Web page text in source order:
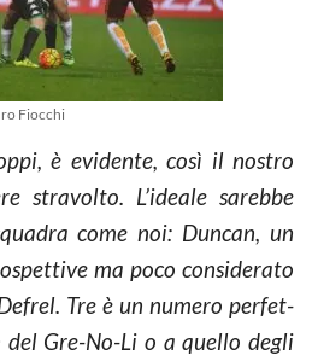
Fiocchi
è evi­den­te, così il no­stro
stra­vol­to. L’idea­le sa­reb­be
come noi: Dun­can, un
ma poco con­si­de­ra­to
Tre è un nu­me­ro per­fet­
Gre-No-Li o a quel­lo degli